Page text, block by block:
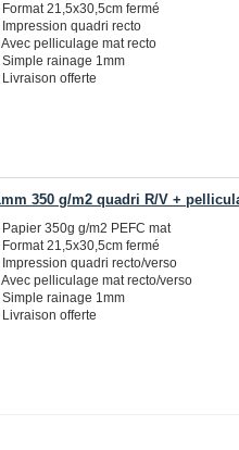
Format 21,5x30,5cm fermé
Impression quadri recto
Avec pelliculage mat recto
Simple rainage 1mm
Livraison offerte
350 g/m2 quadri R/V +
Papier 350g g/m2 PEFC mat
Format 21,5x30,5cm fermé
Impression quadri recto/verso
Avec pelliculage mat recto/verso
Simple rainage 1mm
Livraison offerte